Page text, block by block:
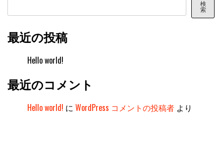
検
索
最近の投稿
Hello world!
最近のコメント
Hello world! に WordPress コメントの投稿者 より